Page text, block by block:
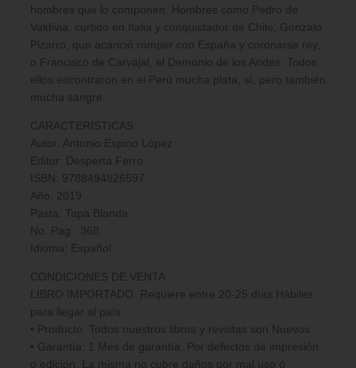
hombres que lo componen. Hombres como Pedro de
Valdivia, curtido en Italia y conquistador de Chile, Gonzalo
Pizarro, que acarició romper con España y coronarse rey,
o Francisco de Carvajal, el Demonio de los Andes. Todos
ellos encontraron en el Perú mucha plata, sí, pero también
mucha sangre.
CARACTERÍSTICAS
Autor: Antonio Espino López
Editor: Desperta Ferro
ISBN: 9788494826597
Año: 2019
Pasta: Tapa Blanda
No. Pag.: 368
Idioma: Español
CONDICIONES DE VENTA
LIBRO IMPORTADO. Requiere entre 20-25 días Hábiles
para llegar al país.
• Producto: Todos nuestros libros y revistas son Nuevos
• Garantía: 1 Mes de garantía. Por defectos de impresión
o edición. La misma no cubre daños por mal uso ó